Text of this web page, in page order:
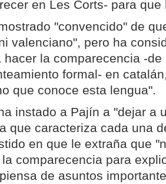
en Les Corts- para
"convencido" de
valenciano", pero ha
hacer la comparecencia -
formal- en
que conoce esta lengua".
instado a Pajín a "dejar a
que caracteriza cada una
en que le extraña que
comparecencia para
de asuntos